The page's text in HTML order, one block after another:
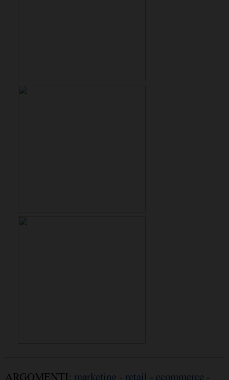
ARGOMENTI: marketing - retail - ecommerce -